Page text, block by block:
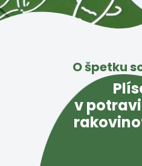
O špetku
v